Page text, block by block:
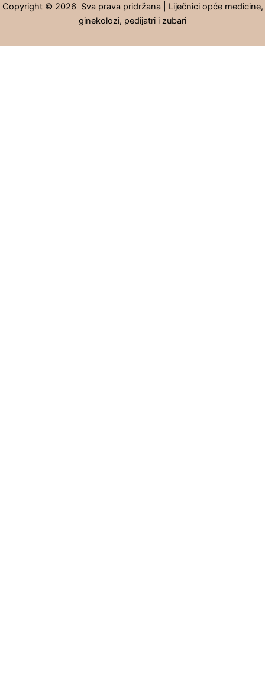
Copyright © 2026 Sva prava pridržana | Liječnici opće medicine,
ginekolozi, pedijatri i zubari